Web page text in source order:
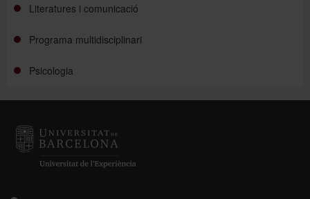
Literatures i comunicació
Programa multidisciplinari
Psicologia